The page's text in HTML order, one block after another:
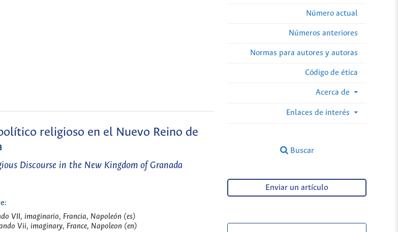
Número actual
Números anteriores
Normas para autores y autoras
Código de ética
Acerca de
Enlaces de interés
Buscar
religioso en el Nuevo Reino de
Discourse in the New Kingdom of Granada
VII, imaginario, Francia, Napoleón (es)
Vii, imaginary, France, Napoleon (en)
Enviar un artículo